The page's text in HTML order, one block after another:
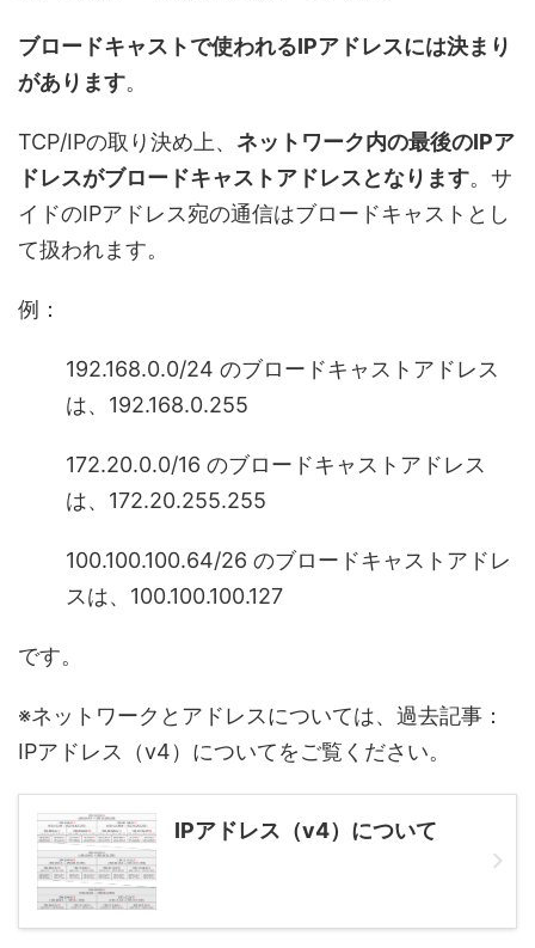
ブロードキャストで使われるIPアドレスには決まり
があります。
TCP/IPの取り決め上、 ネットワーク内の最後のIPア
ドレスがブロードキャストアドレスとなります。サ
イドのIPアドレス宛の通信はブロードキャストとし
て扱われます。
例：
192.168.0.0/24 のブロードキャストアドレス
は、192.168.0.255
172.20.0.0/16 のブロードキャストアドレス
は、172.20.255.255
100.100.100.64/26 のブロードキャストアドレ
スは、100.100.100.127
です。
※ネットワークとアドレスについては、過去記事：
IPアドレス（v4）についてをご覧ください。
IPアドレス（v4）について